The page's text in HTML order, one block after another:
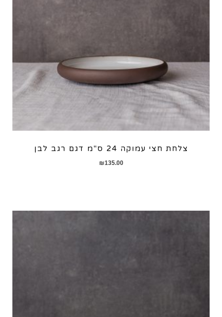
צלחת חצי עמוקה 24 ס"מ דגם רגב לבן
₪135.00